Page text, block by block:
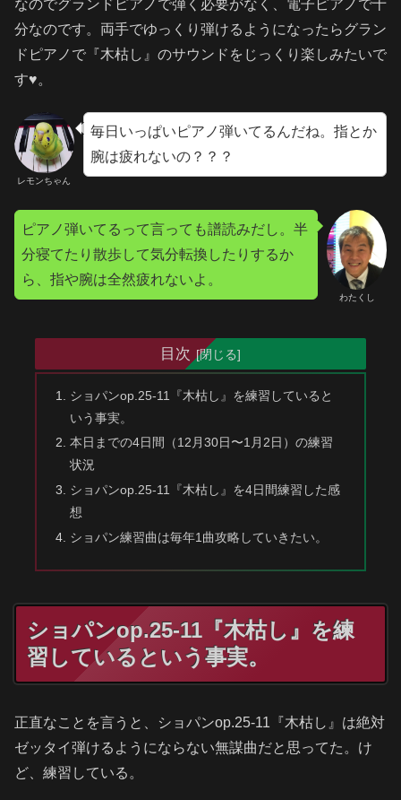
なのでグランドピアノで弾く必要がなく、電子ピアノで十
分なのです。両手でゆっくり弾けるようになったらグラン
ドピアノで『木枯し』のサウンドをじっくり楽しみたいで
す♥。
レモンちゃん
毎日いっぱいピアノ弾いてるんだね。指とか
腕は疲れないの？？？
わたくし
ピアノ弾いてるって言っても譜読みだし。半
分寝てたり散歩して気分転換したりするか
ら、指や腕は全然疲れないよ。
目次
ショパンop.25-11『木枯し』を練習していると
いう事実。
本日までの4日間（12月30日〜1月2日）の練習
状況
ショパンop.25-11『木枯し』を4日間練習した感
想
ショパン練習曲は毎年1曲攻略していきたい。
ショパンop.25-11『木枯し』を練
習しているという事実。
正直なことを言うと、ショパンop.25-11『木枯し』は絶対
ゼッタイ弾けるようにならない無謀曲だと思ってた。け
ど、練習している。